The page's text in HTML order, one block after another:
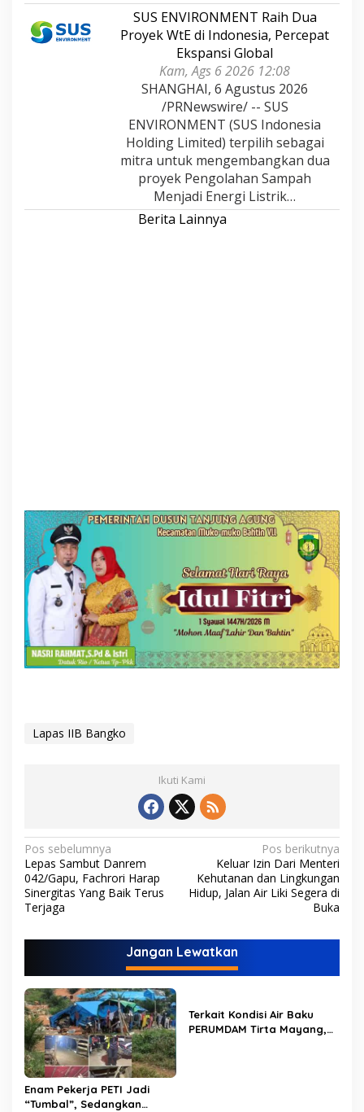
SUS ENVIRONMENT Raih Dua
Proyek WtE di Indonesia, Percepat
Ekspansi Global
Kam, Ags 6 2026 12:08
SHANGHAI, 6 Agustus 2026
/PRNewswire/ -- SUS
ENVIRONMENT (SUS Indonesia
Holding Limited) terpilih sebagai
mitra untuk mengembangkan dua
proyek Pengolahan Sampah
Menjadi Energi Listrik…
Berita Lainnya
Lapas IIB Bangko
Ikuti Kami
N
a
v
i
g
s
i
p
o
s
Pos sebelumnya
Lepas Sambut Danrem
042/Gapu, Fachrori Harap
Sinergitas Yang Baik Terus
Terjaga
Pos berikutnya
Keluar Izin Dari Menteri
Kehutanan dan Lingkungan
Hidup, Jalan Air Liki Segera di
Buka
Jangan Lewatkan
Enam Pekerja PETI Jadi
“Tumbal”, Sedangkan
Terkait Kondisi Air Baku
PERUMDAM Tirta Mayang,